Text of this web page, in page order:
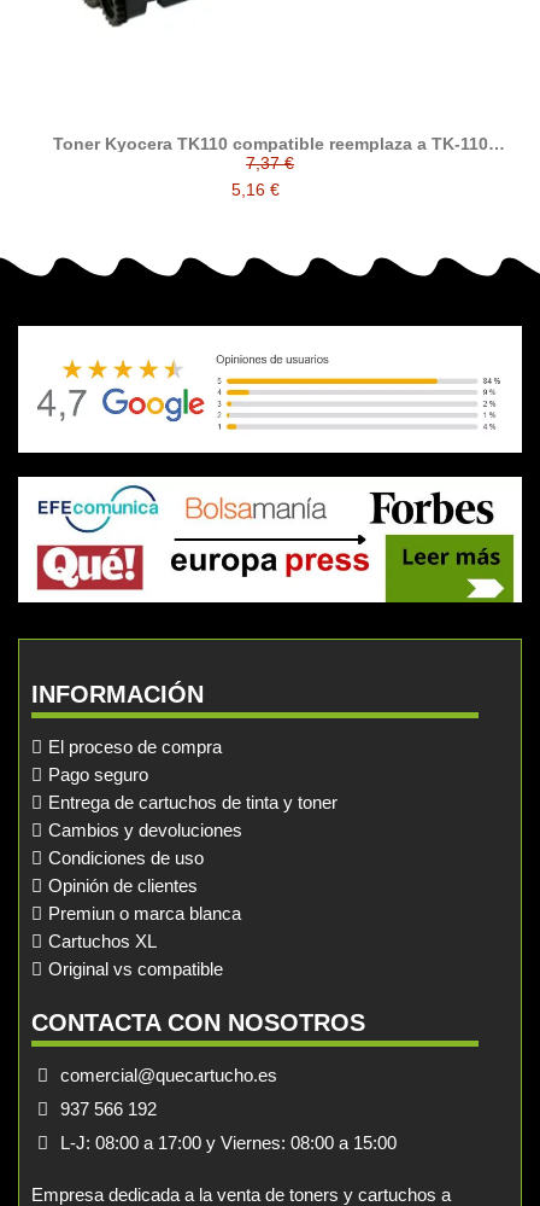
Toner Kyocera TK110 compatible reemplaza a TK-110
1T02FV0DE0
7,37 €
5,16 €
INFORMACIÓN
El proceso de compra
Pago seguro
Entrega de cartuchos de tinta y toner
Cambios y devoluciones
Condiciones de uso
Opinión de clientes
Premiun o marca blanca
Cartuchos XL
Original vs compatible
CONTACTA CON NOSOTROS
comercial@quecartucho.es
937 566 192
L-J: 08:00 a 17:00 y Viernes: 08:00 a 15:00
Empresa dedicada a la venta de toners y cartuchos a